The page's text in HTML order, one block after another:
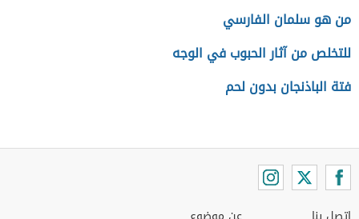
من هو سلمان الفارسي
للتخلص من آثار الحبوب في الوجه
فتة الباذنجان بدون لحم